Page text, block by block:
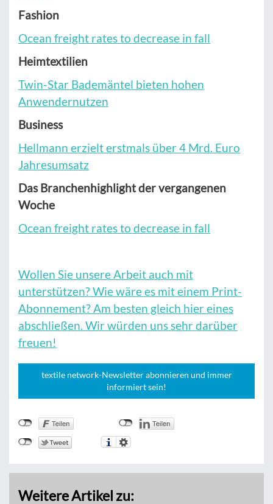
Fashion
Ocean freight rates to decrease in fall
Heimtextilien
Twin-Star Bademäntel bieten hohen
Anwendernutzen
Business
Hellmann erzielt erstmals über 4 Mrd. Euro
Jahresumsatz
Das Branchenhighlight der vergangenen
Woche
Ocean freight rates to decrease in fall
Wollen Sie unsere Arbeit auch mit
unterstützen? Wie wäre es mit einem Print-
Abonnement? Am besten gleich hier eines
abschließen. Wir würden uns sehr darüber
freuen!
textile network-Newsletter abonnieren und immer
informiert sein!
Weitere Artikel zu: